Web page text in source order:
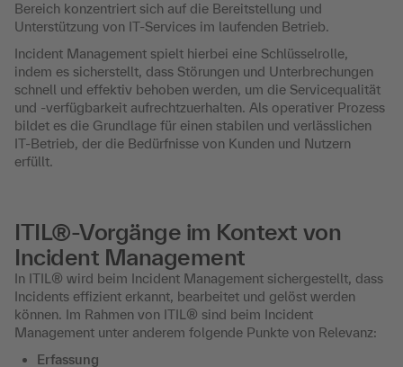
Bereich konzentriert sich auf die Bereitstellung und
Unterstützung von IT-Services im laufenden Betrieb.
Incident Management spielt hierbei eine Schlüsselrolle,
indem es sicherstellt, dass Störungen und Unterbrechungen
schnell und effektiv behoben werden, um die Servicequalität
und -verfügbarkeit aufrechtzuerhalten. Als operativer Prozess
bildet es die Grundlage für einen stabilen und verlässlichen
IT-Betrieb, der die Bedürfnisse von Kunden und Nutzern
erfüllt.
ITIL®-Vorgänge im Kontext von
Incident Management
In ITIL® wird beim Incident Management sichergestellt, dass
Incidents effizient erkannt, bearbeitet und gelöst werden
können. Im Rahmen von ITIL® sind beim Incident
Management unter anderem folgende Punkte von Relevanz:
Erfassung